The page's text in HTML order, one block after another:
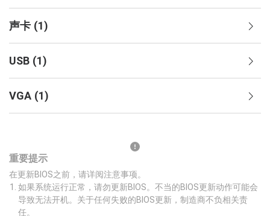
声卡 (1)
USB (1)
VGA (1)
重要提示
在更新BIOS之前，请详阅注意事项。
如果系统运行正常，请勿更新BIOS。不当的BIOS更新动作可能会
导致无法开机。关于任何失败的BIOS更新，制造商不负相关责
任。